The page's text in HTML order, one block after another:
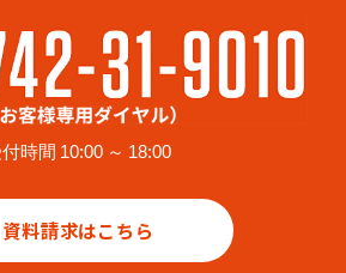
時間 10:00 ～ 18:00
資料請求はこちら